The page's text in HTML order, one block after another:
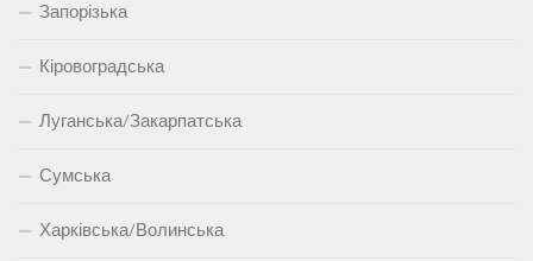
Запорізька
Кіровоградська
Луганська/Закарпатська
Сумська
Харківська/Волинська